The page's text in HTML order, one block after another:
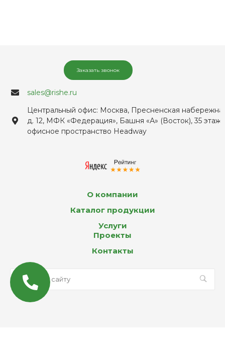
Заказать звонок
sales@rishe.ru
Центральный офис: Москва, Пресненская
д. 12, МФК «Федерация», Башня «А» (Восток), 35 этаж,
офисное пространство Headway
О компании
Каталог продукции
Услуги
Проекты
Контакты